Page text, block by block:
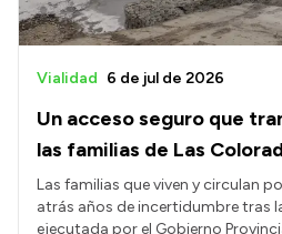
Un acceso seguro que
las familias de Las
Vialidad 6 de jul de 2026
Las familias que viven y circulan
atrás años de incertidumbre tras
ejecutada por el Gobierno